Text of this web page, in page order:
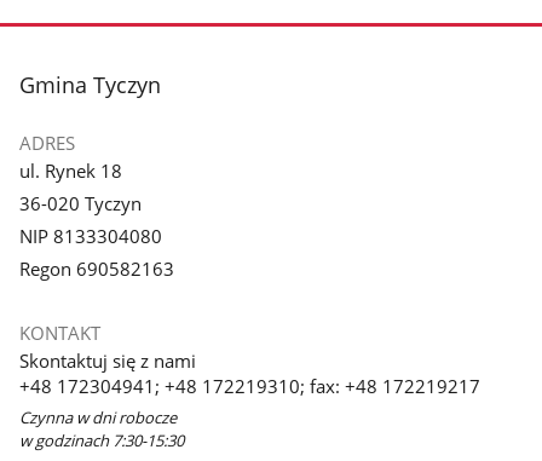
stopka
Gmina Tyczyn
ADRES
ul. Rynek 18
36-020 Tyczyn
NIP 8133304080
Regon 690582163
KONTAKT
Skontaktuj się z nami
+48 172304941; +48 172219310; fax: +48 172219217
Czynna w dni robocze
w godzinach 7:30-15:30